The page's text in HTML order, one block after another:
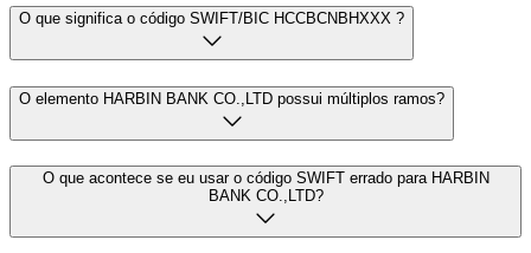
O que significa o código SWIFT/BIC HCCBCNBHXXX ?
O elemento HARBIN BANK CO.,LTD possui múltiplos ramos?
O que acontece se eu usar o código SWIFT errado para HARBIN
BANK CO.,LTD?